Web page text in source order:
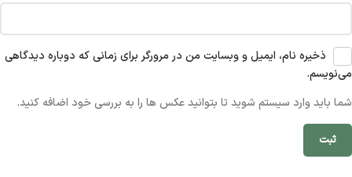
ذخیره نام، ایمیل و وبسایت من در مرورگر برای زمانی که دوباره دیدگاهی
می‌نویسم.
شما باید وارد سیستم شوید تا بتوانید عکس ها را به بررسی خود اضافه کنید.